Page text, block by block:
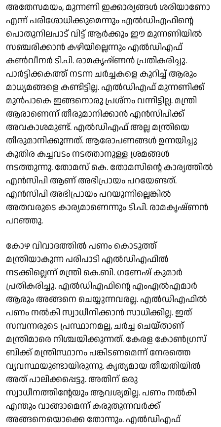
അതേസമയം, മുന്നണി ഇക്കാര്യങ്ങൾ ശരിയാണോ
എന്ന് പരിശോധിക്കുമെന്നും എൽഡിഎഫിൻ്റെ
പൊതുനിലപാട് വിട്ട് ആർക്കും ഈ മുന്നണിയിൽ
സഞ്ചരിക്കാൻ കഴിയില്ലെന്നും എൽഡിഎഫ്
കൺവീന‍ർ ടി.പി. രാമകൃഷ്ണൻ പ്രതികരിച്ചു.
പാർട്ടിക്കകത്ത് നടന്ന ചർച്ചകളെ കുറിച്ച് ആരും
മാധ്യമങ്ങളെ കണ്ടിട്ടില്ല. എൽഡിഎഫ് മുന്നണിക്ക്
മുൻപാകെ ഇങ്ങനൊരു പ്രശ്നം വന്നിട്ടില്ല. മന്ത്രി
ആരാണെന്ന് തീരുമാനിക്കാൻ എൻസിപിക്ക്
അവകാശമുണ്ട്. എൽഡിഎഫ് അല്ല മന്ത്രിയെ
തീരുമാനിക്കുന്നത്. ആരോപണങ്ങൾ ഉന്നയിച്ചു
കുതിര കച്ചവടം നടത്താനുള്ള ശ്രമങ്ങൾ
നടത്തുന്നു. തോമസ് കെ. തോമസിൻ്റെ കാര്യത്തിൽ
എൻസിപി ആണ് അഭിപ്രായം പറയേണ്ടത്.
എൻസിപി അഭിപ്രായം പറയുന്നില്ലെങ്കിൽ
അതവരുടെ കാര്യമാണെന്നും ടി.പി. രാമകൃഷ്ണൻ
പറഞ്ഞു.
കോഴ വിവാദത്തിൽ പണം കൊടുത്ത്
മന്ത്രിയാകുന്ന പരിപാടി എൽഡിഎഫിൽ
നടക്കില്ലെന്ന് മന്ത്രി കെ.ബി. ഗണേഷ് കുമാർ
പ്രതികരിച്ചു. എൽഡിഎഫിൻ്റെ എംഎൽഎമാർ
ആരും അങ്ങനെ ചെയ്യുന്നവരല്ല. എൽഡിഎഫിൽ
പണം നൽകി സ്വാധീനിക്കാൻ സാധിക്കില്ല. ഇത്
സമ്പന്നരുടെ പ്രസ്ഥാനമല്ല, ചർച്ച ചെയ്താണ്
മന്ത്രിമാരെ നിശ്ചയിക്കുന്നത്. കേരള കോൺഗ്രസ്
ബിക്ക് മന്ത്രിസ്ഥാനം പങ്കിടണമെന്ന് നേരത്തെ
വ്യവസ്ഥയുണ്ടായിരുന്നു. കൃത്യമായ തീയതിയിൽ
അത് പാലിക്കപ്പെട്ടു. അതിന് ഒരു
സ്വാധീനത്തിൻ്റേയും ആവശ്യമില്ല. പണം നൽകി
എന്തും വാങ്ങാമെന്ന് കരുതുന്നവർക്ക്
അങ്ങനെയൊക്കെ തോന്നും. എൽഡിഎഫ്